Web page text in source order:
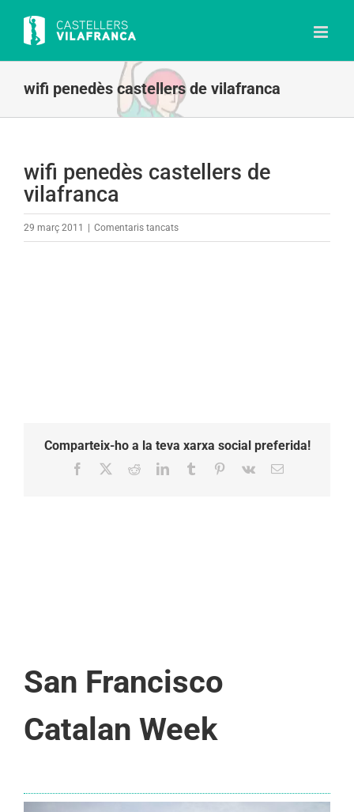
content
wifi penedès castellers de vilafranca
wifi penedès castellers de
vilafranca
29 març 2011 Comentaris tancatsa
Comparteix-ho a la teva xarxa social preferida!
Facebook RedditLinkedInTumblr Pinterest
Vk Email:
San Francisco
Catalan Week